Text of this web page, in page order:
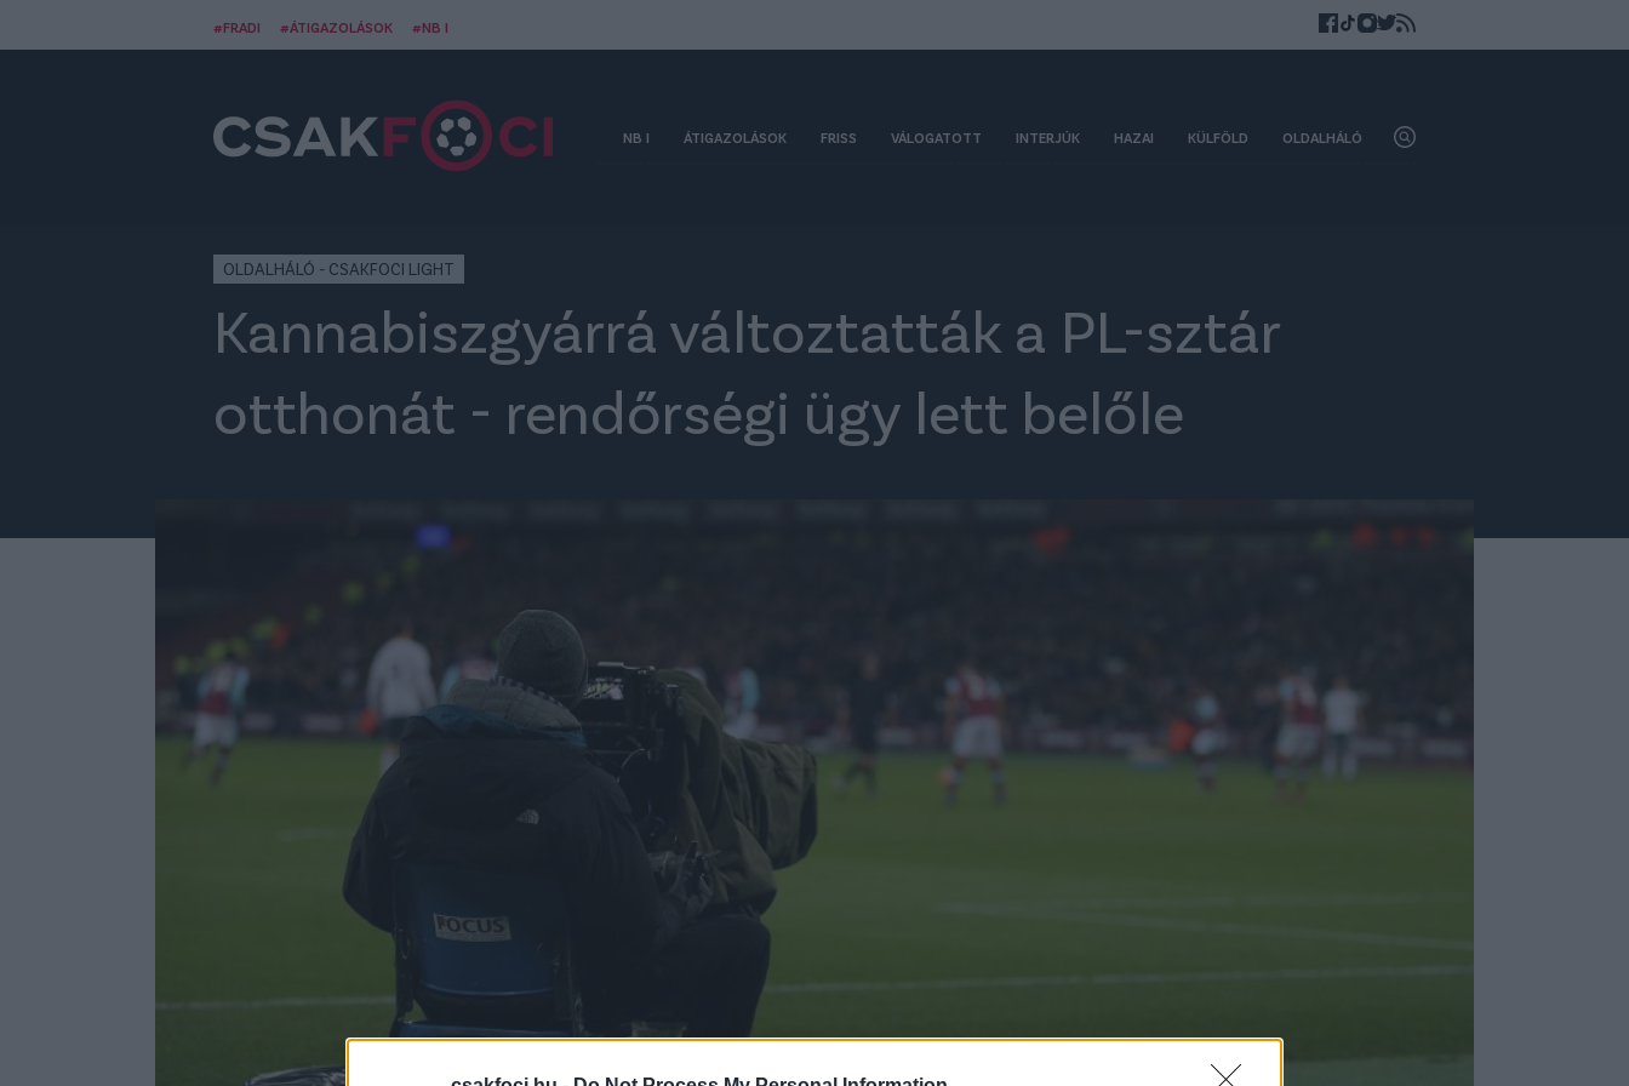
#FRADI #ÁTIGAZOLÁSOK #NB I
NB I ÁTIGAZOLÁSOK FRISS VÁLOGATOTT INTERJÚK HAZAI KÜLFÖLD OLDALHÁLÓ
OLDALHÁLÓ - CSAKFOCI LIGHT
Kannabiszgyárrá változtatták a PL-sztár
otthonát - rendőrségi ügy lett belőle